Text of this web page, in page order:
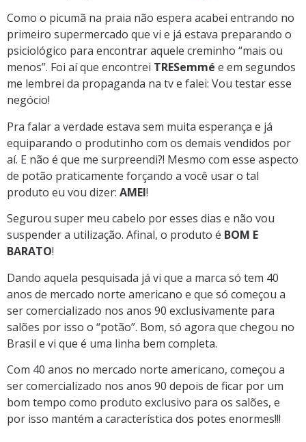
Como o picumã na praia não espera acabei entrando no
primeiro supermercado que vi e já estava preparando o
psiciológico para encontrar aquele creminho “mais ou
menos”. Foi aí que encontrei TRESemmé e em segundos
me lembrei da propaganda na tv e falei: Vou testar esse
negócio!
Pra falar a verdade estava sem muita esperança e já
equiparando o produtinho com os demais vendidos por
aí. E não é que me surpreendi?! Mesmo com esse aspecto
de potão praticamente forçando a você usar o tal
produto eu vou dizer: AMEI!
Segurou super meu cabelo por esses dias e não vou
suspender a utilização. Afinal, o produto é BOM E
BARATO!
Dando aquela pesquisada já vi que a marca só tem 40
anos de mercado norte americano e que só começou a
ser comercializado nos anos 90 exclusivamente para
salões por isso o “potão”. Bom, só agora que chegou no
Brasil e vi que é uma linha bem completa.
Com 40 anos no mercado norte americano, começou a
ser comercializado nos anos 90 depois de ficar por um
bom tempo como produto exclusivo para os salões, e
por isso mantém a característica dos potes enormes!!!